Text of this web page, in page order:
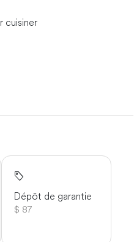
Installation dans un lodge
guépards et son ami Flash,
magnifique coucher de soleil
un buffet préparé par
mode de vie, de leurs
le souffle, un véritable
à travers les dunes et la
admirer un coucher de
De retour au lodge, vous
petit-déjeuner, promenade
Vous rencontrerez
caresser un koudou
des girafes, des rhinocéros
cuisiner
Dépôt de garantie
$ 87